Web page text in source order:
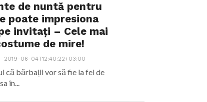
de nuntă pentru
poate impresiona
invitați – Cele mai
de mire!
2019-06-04T12:40:22+03:00
că bărbații vor să fie la fel de
în...